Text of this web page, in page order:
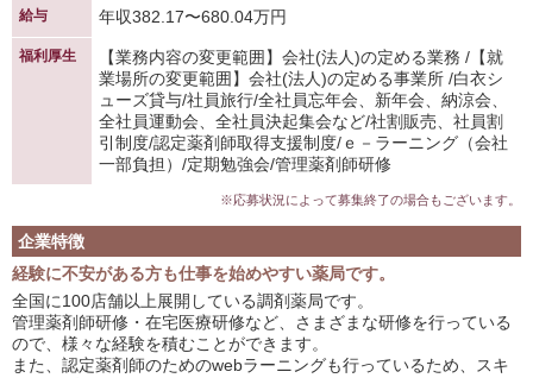
給与 年収382.17〜680.04万円
福利厚生
【業務内容の変更範囲】会社(法人)の定める業務 /【就
業場所の変更範囲】会社(法人)の定める事業所 /白衣シ
ューズ貸与/社員旅行/全社員忘年会、新年会、納涼会、
全社員運動会、全社員決起集会など/社割販売、社員割
引制度/認定薬剤師取得支援制度/ｅ－ラーニング（会社
一部負担）/定期勉強会/管理薬剤師研修
※応募状況によって募集終了の場合もございます。
企業特徴
経験に不安がある方も仕事を始めやすい薬局です。
全国に100店舗以上展開している調剤薬局です。
管理薬剤師研修・在宅医療研修など、さまざまな研修を行っている
ので、様々な経験を積むことができます。
また、認定薬剤師のためのwebラーニングも行っているため、スキ